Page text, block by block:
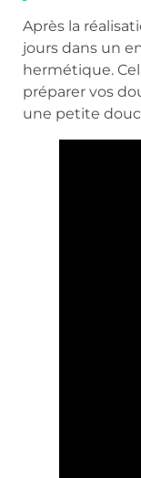
Après la
jours dans un
hermétique.
préparer vos
une petite